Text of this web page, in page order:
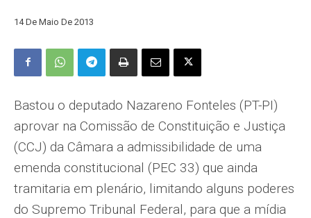
14 De Maio De 2013
Bastou o deputado Nazareno Fonteles (PT-PI)
aprovar na Comissão de Constituição e Justiça
(CCJ) da Câmara a admissibilidade de uma
emenda constitucional (PEC 33) que ainda
tramitaria em plenário, limitando alguns poderes
do Supremo Tribunal Federal, para que a mídia